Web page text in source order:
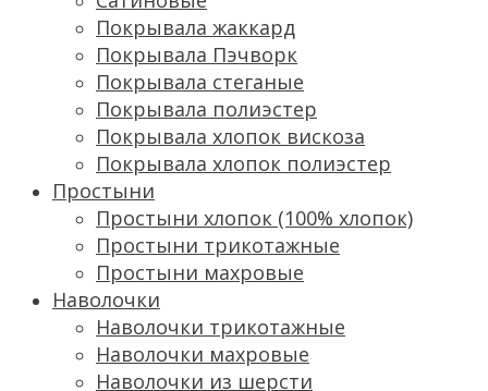
Покрывала жаккард
Покрывала Пэчворк
Покрывала стеганые
Покрывала полиэстер
Покрывала хлопок вискоза
Покрывала хлопок полиэстер
Простыни
Простыни хлопок (100% хлопок)
Простыни трикотажные
Простыни махровые
Наволочки
Наволочки трикотажные
Наволочки махровые
Наволочки из шерсти